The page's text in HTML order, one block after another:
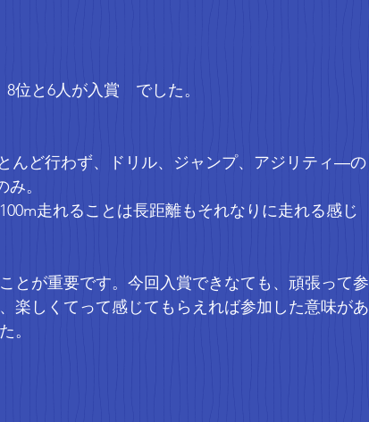
位と6人が入賞　でした。
んど行わず、ドリル、ジャンプ、アジリティ―の
。
走れることは長距離もそれなりに走れる感じ
とが重要です。今回入賞できなても、頑張って参
楽しくてって感じてもらえれば参加した意味があ
。